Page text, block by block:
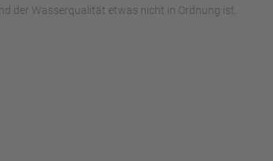
der Wasserqualität etwas nicht in Ordnung ist.